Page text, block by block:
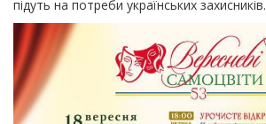
підуть на потpеби українських захисників.